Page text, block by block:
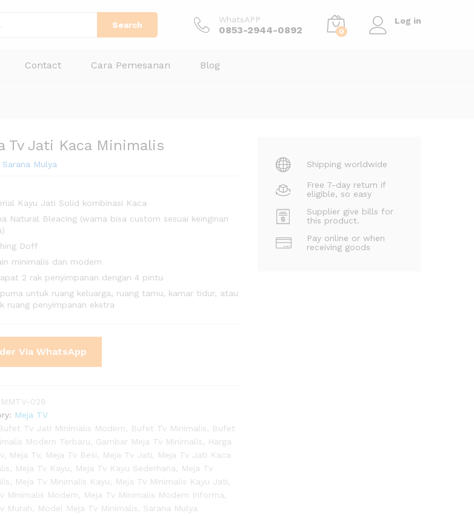
Search
WhatsAPP
0853-2944-0892 0
Log in
Contact Cara Pemesanan Blog
Tv Jati Kaca Minimalis
Sarana Mulya
Kayu Jati Solid kombinasi Kaca
Natural Bleacing (warna bisa custom sesuai keinginan
Doff
minimalis dan modern
2 rak penyimpanan dengan 4 pintu
untuk ruang keluarga, ruang tamu, kamar tidur, atau
ruang penyimpanan ekstra
Via WhatsApp
028
Meja TV
Tv Jati Minimalis Modern Bufet Tv Minimalis
Bufet
Modern Terbaru
Gambar Meja Tv Minimalis
Harga
, Meja Tv, Meja Tv Besi Meja Tv Jati
Meja Tv Jati Kaca
Meja Tv Kayu Meja Tv Kayu Sederhana
Meja Tv
Meja Tv Minimalis Kayu Meja Tv Minimalis Kayu Jati
Minimalis Modern
Meja Tv Minimalis Modern Informa
Murah
Model Meja Tv Minimalis
Sarana Mulya
Shipping worldwide
Free 7-day return if
eligible, so easy
Supplier give bills for
this product.
Pay online or when
receiving goods